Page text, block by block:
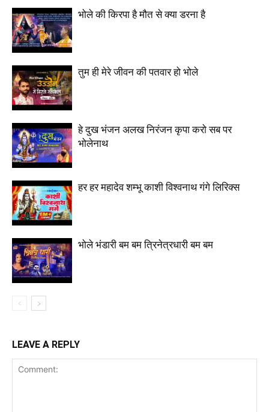
भोले की किरपा है मौत से क्या डरना है
तुम ही मेरे जीवन की पतवार हो भोले
हे दुख भंजन अलख निरंजन कृपा करो सब पर
भोलेनाथ
हर हर महादेव शम्भू काशी विश्वनाथ गंगे लिरिक्स
भोले भंडारी बम बम त्रिनेत्रधारी बम बम
LEAVE A REPLY